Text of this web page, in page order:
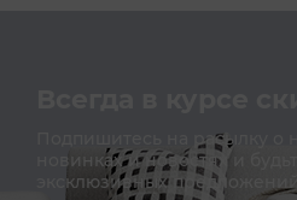
Всегда в курсе
Подпишитесь на расылку о
новинках и новостях и
эксклюзивных предложений!